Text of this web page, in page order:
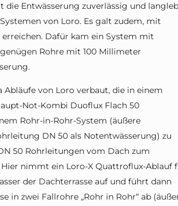
Entwässerung zuverlässig und
von Loro. Es galt zudem, mit
Dafür kam ein System mit
Rohre mit 100 Millimeter
von Loro verbaut, die in einem
Not-Kombi Duoflux Flach 50
Rohr-in-Rohr-System (äußere
DN 50 als Notentwässerung) zu
50 Rohrleitungen vom Dach zum
nimmt ein Loro-X Quattroflux-Ablauf
der Dachterrasse auf und führt dann
in zwei Fallrohre „Rohr in Rohr“ ab